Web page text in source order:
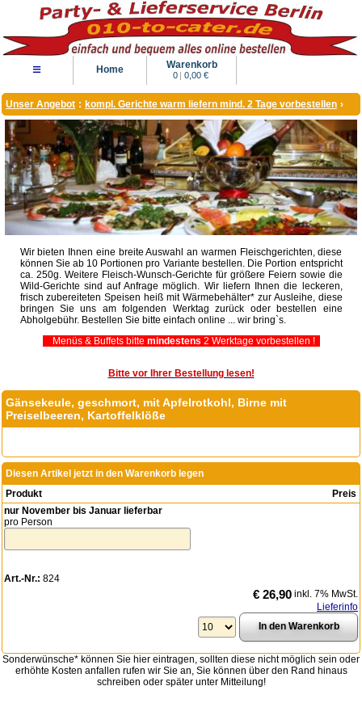
≡ Home Warenkorb
0 | 0,00 €
Unser Angebot : kompl. Gerichte warm liefern mind. 2 Tage vorbestellen ›
Wir bieten Ihnen eine breite Auswahl an warmen Fleischgerichten, diese
können Sie ab 10 Portionen pro Variante bestellen. Die Portion entspricht
ca. 250g. Weitere Fleisch-Wunsch-Gerichte für größere Feiern sowie die
Wild-Gerichte sind auf Anfrage möglich. Wir liefern Ihnen die leckeren,
frisch zubereiteten Speisen heiß mit Wärmebehälter* zur Ausleihe, diese
bringen Sie uns am folgenden Werktag zurück oder bestellen eine
Abholgebühr. Bestellen Sie bitte einfach online ... wir bring`s.
Menüs & Buffets bitte mindestens 2 Werktage vorbestellen !
Bitte vor Ihrer Bestellung lesen!
Gänsekeule, geschmort, mit Apfelrotkohl, Birne mit
Preiselbeeren, Kartoffelklöße
Diesen Artikel jetzt in den Warenkorb legen
Produkt
Preis
nur November bis Januar lieferbar
pro Person
Art.-Nr.: 824
€ 26,90 inkl. 7% MwSt.
Lieferinfo
Sonderwünsche* können Sie hier eintragen, sollten diese nicht möglich sein oder
erhöhte Kosten anfallen rufen wir Sie an, Sie können über den Rand hinaus
schreiben oder später unter Mitteilung!